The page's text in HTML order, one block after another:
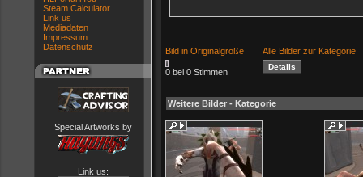
Steam Calculator
Link us
Mediadaten
Impressum
Datenschutz
Special Artworks by
Link us:
Bild in Originalgröße Alle Bilder zur Kategorie
0 bei 0 Stimmen
Weitere Bilder - Kategorie